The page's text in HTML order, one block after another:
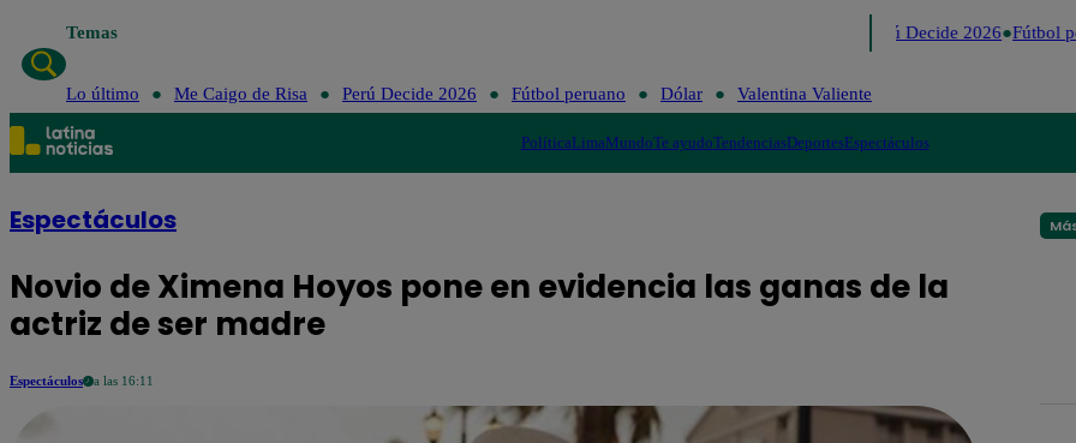
Temas Perú Decide 2026 Fútbol
Lo último Me Caigo de Risa Perú Decide 2026 Fútbol peruano Dólar Valentina Valiente
PolíticaLimaMundoTe ayudoTendenciasDeportesEspectáculos
Espectáculos
Novio de Ximena Hoyos pone en evidencia las ganas de la
actriz de ser madre
Espectáculos a las 16:11